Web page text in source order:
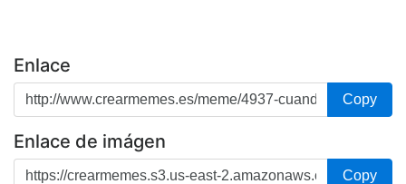
Enlace
Copy
Enlace de imágen
Copy